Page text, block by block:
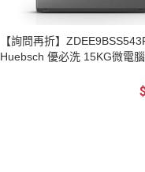
【詢問再折】
Huebsch 優必洗 15KG微電腦